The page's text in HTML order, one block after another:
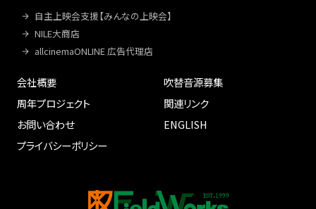
自主上映会支援【みんなの上映会】
NILE大商店
allcinemaONLINE 広告代理店
会社概要
吹替音源募集
周年プロジェクト
関連リンク
お問い合わせ
ENGLISH
プライバシーポリシー